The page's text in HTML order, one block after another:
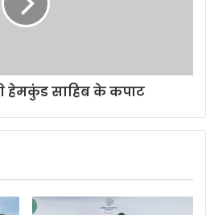
हेमकुंड साहिब के कपाट